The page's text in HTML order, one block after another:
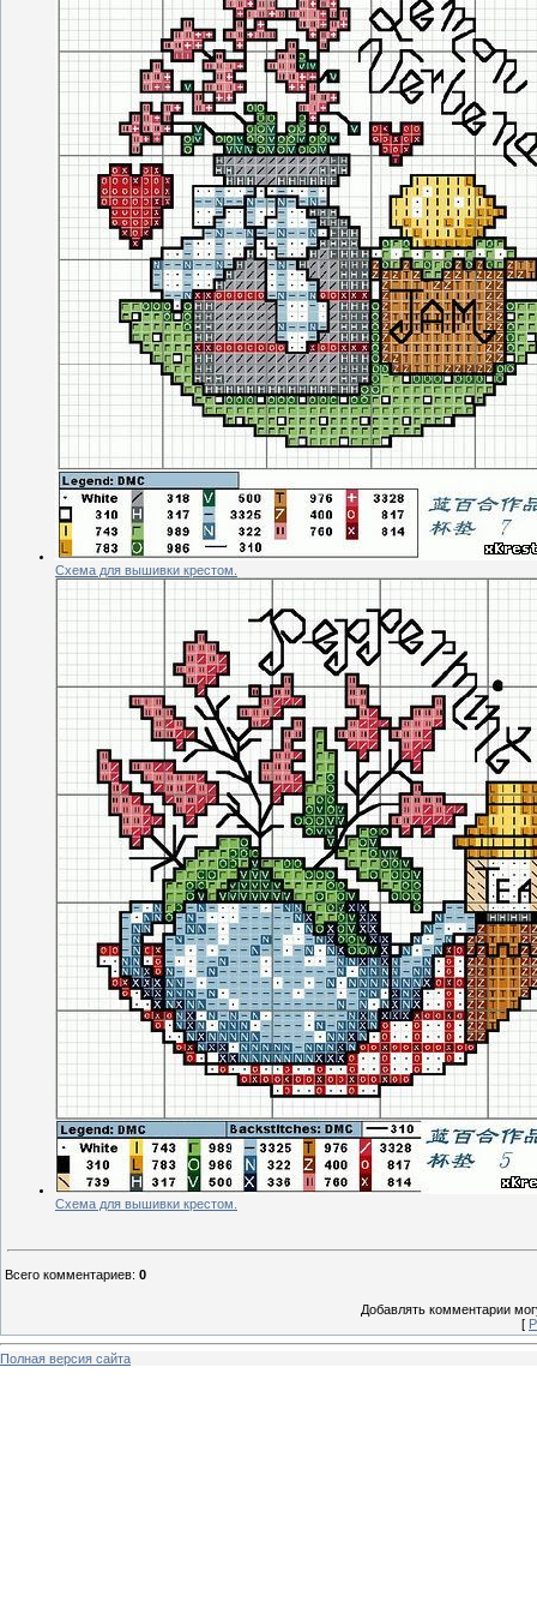
Схема для вышивки крестом.
Схема для вышивки крестом.
Всего комментариев: 0
Добавлять комментарии
[
Полная версия сайта